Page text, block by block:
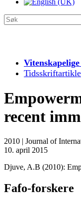
recent
2010 | Journal of
10. april 2015
Djuve, A.B (2010):
Fafo-forskere